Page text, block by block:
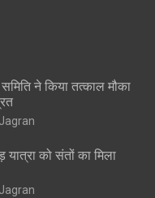
समिति ने किया तत्काल मौका
को संतों का मिला